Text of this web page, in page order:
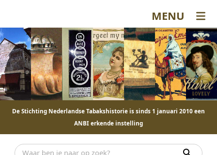
MENU
De Stichting Nederlandse Tabakshistorie is sinds 1 januari 2010 een
ANBI erkende instelling